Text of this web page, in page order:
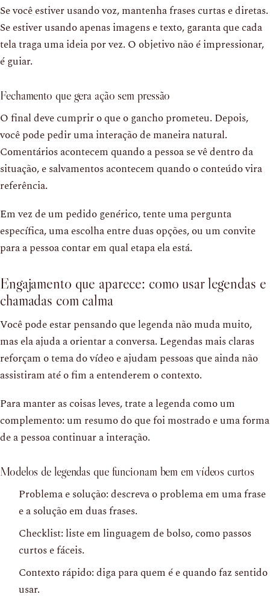
Se você estiver usando voz, mantenha frases curtas e diretas.
Se estiver usando apenas imagens e texto, garanta que cada
tela traga uma ideia por vez. O objetivo não é impressionar,
é guiar.
Fechamento que gera ação sem pressão
O final deve cumprir o que o gancho prometeu. Depois,
você pode pedir uma interação de maneira natural.
Comentários acontecem quando a pessoa se vê dentro da
situação, e salvamentos acontecem quando o conteúdo vira
referência.
Em vez de um pedido genérico, tente uma pergunta
específica, uma escolha entre duas opções, ou um convite
para a pessoa contar em qual etapa ela está.
Engajamento que aparece: como usar legendas e
chamadas com calma
Você pode estar pensando que legenda não muda muito,
mas ela ajuda a orientar a conversa. Legendas mais claras
reforçam o tema do vídeo e ajudam pessoas que ainda não
assistiram até o fim a entenderem o contexto.
Para manter as coisas leves, trate a legenda como um
complemento: um resumo do que foi mostrado e uma forma
de a pessoa continuar a interação.
Modelos de legendas que funcionam bem em vídeos curtos
Problema e solução: descreva o problema em uma frase
e a solução em duas frases.
Checklist: liste em linguagem de bolso, como passos
curtos e fáceis.
Contexto rápido: diga para quem é e quando faz sentido
usar.